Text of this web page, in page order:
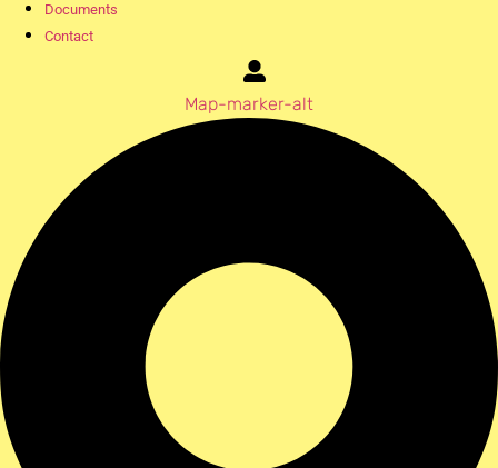
Documents
Contact
Map-marker-alt